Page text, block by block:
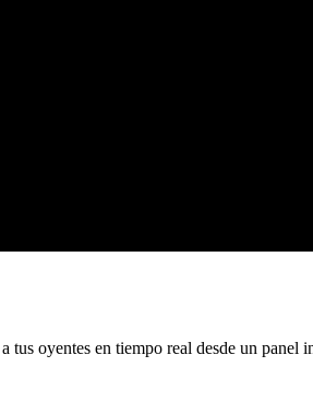
tus oyentes en tiempo real desde un panel